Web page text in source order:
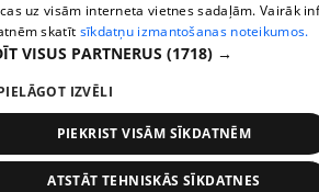
Helio Media
Служба помощи портала: э-почта -
All rights reserved.
uz visām interneta vietnes sadaļām. Vairāk
skatīt sīkdatņu izmantošanas noteikumos.
VISUS PARTNERUS (1718) →
IZVĒLI
PIEKRIST VISĀM SĪKDATNĒM
ATSTĀT TEHNISKĀS SĪKDATNES